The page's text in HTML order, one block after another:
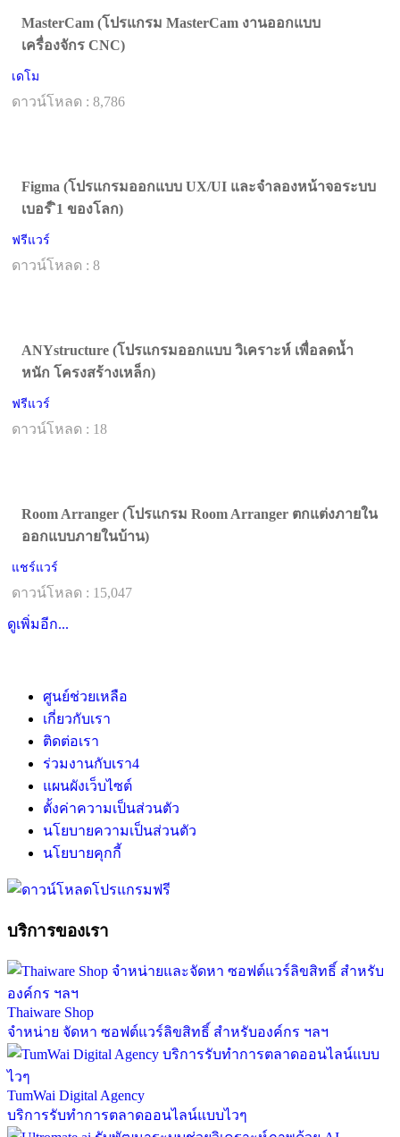
MasterCam (โปรแกรม MasterCam งานออกแบบ
เครื่องจักร CNC)
เดโม
ดาวน์โหลด : 8,786
Figma (โปรแกรมออกแบบ UX/UI และจำลองหน้าจอระบบ
เบอร์ ิ1 ของโลก)
ฟรีแวร์
ดาวน์โหลด : 8
ANYstructure (โปรแกรมออกแบบ วิเคราะห์ เพื่อลดน้ำ
หนัก โครงสร้างเหล็ก)
ฟรีแวร์
ดาวน์โหลด : 18
Room Arranger (โปรแกรม Room Arranger ตกแต่งภายใน
ออกแบบภายในบ้าน)
แชร์แวร์
ดาวน์โหลด : 15,047
ดูเพิ่มอีก...
ศูนย์ช่วยเหลือ
เกี่ยวกับเรา
ติดต่อเรา
ร่วมงานกับเรา4
แผนผังเว็บไซต์
ตั้งค่าความเป็นส่วนตัว
นโยบายความเป็นส่วนตัว
นโยบายคุกกี้
บริการของเรา
Thaiware Shop
จำหน่าย จัดหา ซอฟต์แวร์ลิขสิทธิ์ สำหรับองค์กร ฯลฯ
TumWai Digital Agency
บริการรับทำการตลาดออนไลน์แบบไวๆ